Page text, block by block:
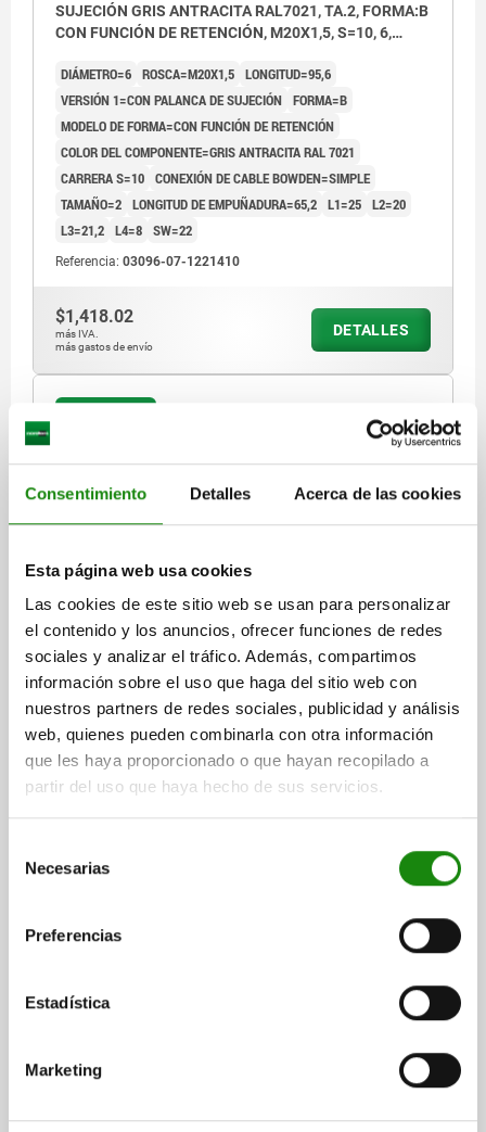
Consentimiento Detalles Acerca de las cookies
Esta página web usa cookies
Las cookies de este sitio web se usan para personalizar
el contenido y los anuncios, ofrecer funciones de redes
sociales y analizar el tráfico. Además, compartimos
información sobre el uso que haga del sitio web con
nuestros partners de redes sociales, publicidad y análisis
web, quienes pueden combinarla con otra información
que les haya proporcionado o que hayan recopilado a
partir del uso que haya hecho de sus servicios.
Necesarias
Preferencias
Estadística
Marketing
SUJECIÓN GRIS ANTRACITA RAL7021, TA.2, FORMA:B
CON FUNCIÓN DE RETENCIÓN, M20X1,5, S=10, 6,
COMP:TERMOPLÁSTICO
DIÁMETRO=6 ROSCA=M20X1,5 LONGITUD=95,6
VERSIÓN 1=CON PALANCA DE SUJECIÓN FORMA=B
MODELO DE FORMA=CON FUNCIÓN DE RETENCIÓN
COLOR DEL COMPONENTE=GRIS ANTRACITA RAL 7021
CARRERA S=10 CONEXIÓN DE CABLE BOWDEN=SIMPLE
TAMAÑO=2 LONGITUD DE EMPUÑADURA=65,2 L1=25 L2=20
L3=21,2 L4=8 SW=22
Referencia: 03096-07-1221410
$1,418.02
más IVA.
más gastos de envío
DETALLES
SUJECIÓN GRIS ANTRACITA RAL7021, TA.2, FORMA:B
CON FUNCIÓN DE RETENCIÓN, M20X1,5, S=12, 6,
EINFACH, L=95,6, ACERO INOXIDABLE,
COMP:TERMOPLÁSTICO
DIÁMETRO=6 ROSCA=M20X1,5
LONGITUD=95,6
VERSIÓN 1=CON PALANCA DE SUJECIÓN FORMA=B
MODELO DE FORMA=CON FUNCIÓN DE RETENCIÓN
COLOR DEL COMPONENTE=GRIS ANTRACITA RAL 7021
CARRERA S=12
CONEXIÓN DE CABLE BOWDEN=SIMPLE
Referencia:
más IVA.
DETALLES
03096-07 B